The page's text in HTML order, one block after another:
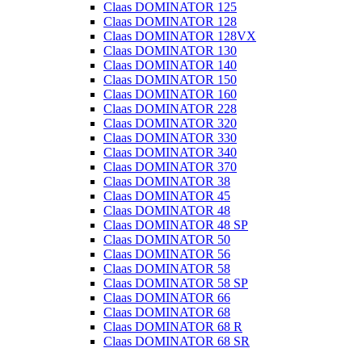
Claas DOMINATOR 125
Claas DOMINATOR 128
Claas DOMINATOR 128VX
Claas DOMINATOR 130
Claas DOMINATOR 140
Claas DOMINATOR 150
Claas DOMINATOR 160
Claas DOMINATOR 228
Claas DOMINATOR 320
Claas DOMINATOR 330
Claas DOMINATOR 340
Claas DOMINATOR 370
Claas DOMINATOR 38
Claas DOMINATOR 45
Claas DOMINATOR 48
Claas DOMINATOR 48 SP
Claas DOMINATOR 50
Claas DOMINATOR 56
Claas DOMINATOR 58
Claas DOMINATOR 58 SP
Claas DOMINATOR 66
Claas DOMINATOR 68
Claas DOMINATOR 68 R
Claas DOMINATOR 68 SR